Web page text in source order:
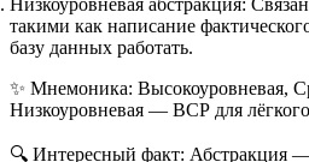
такими как написание
базу данных работать.
✨ Мнемоника: Высокоуровневая, С
Низкоуровневая — ВСР для
🔍 Интересный факт: Абстракция —